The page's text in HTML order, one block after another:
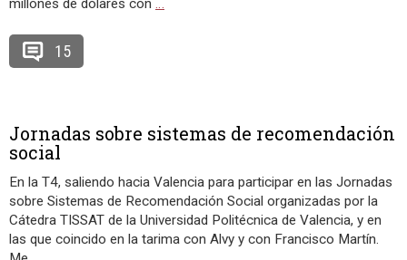
millones de dólares con …
15
Jornadas sobre sistemas de recomendación
social
En la T4, saliendo hacia Valencia para participar en las Jornadas
sobre Sistemas de Recomendación Social organizadas por la
Cátedra TISSAT de la Universidad Politécnica de Valencia, y en
las que coincido en la tarima con Alvy y con Francisco Martín.